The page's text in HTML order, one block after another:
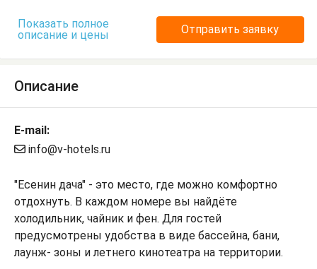
Показать полное
описание и цены
Отправить заявку
Описание
E-mail:
info@v-hotels.ru
"Есенин дача" - это место, где можно комфортно
отдохнуть. В каждом номере вы найдёте
холодильник, чайник и фен. Для гостей
предусмотрены удобства в виде бассейна, бани,
лаунж- зоны и летнего кинотеатра на территории.